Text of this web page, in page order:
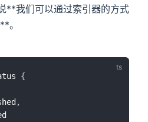
**我们可以通过索引器的方式
。
{
,